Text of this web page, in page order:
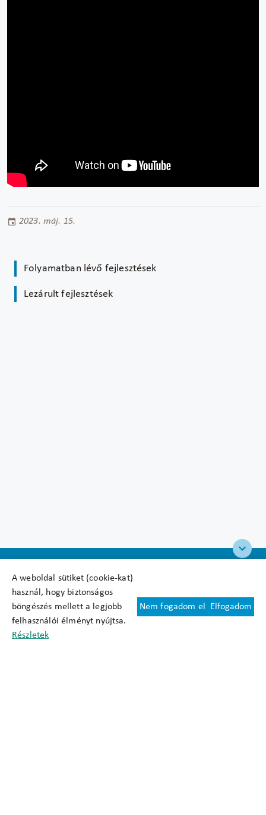
A weboldal sütiket (cookie-kat)
használ, hogy biztonságos
böngészés mellett a legjobb
felhasználói élményt nyújtsa.
Részletek
Nem fogadom el Elfogadom
2023. máj. 15.
Folyamatban lévő fejlesztések
Lezárult fejlesztések
Felhasználási feltételek